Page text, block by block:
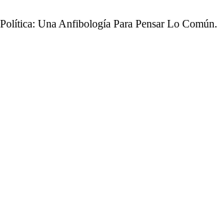
Una Anfibología Para Pensar Lo Común.